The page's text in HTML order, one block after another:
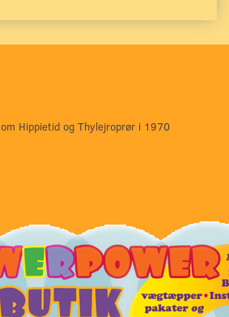
Hippietid og Thylejroprør i 1970